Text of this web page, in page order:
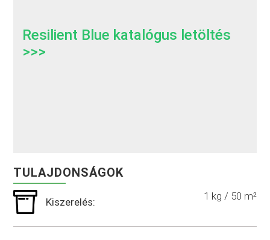
Resilient Blue katalógus letöltés
>>>
TULAJDONSÁGOK
Kiszerelés: 1 kg / 50 m²